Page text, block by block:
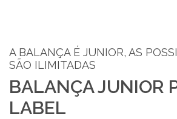
A BALANÇA É JUNIOR, AS
SÃO ILIMITADAS
BALANÇA JUNIOR
LABEL